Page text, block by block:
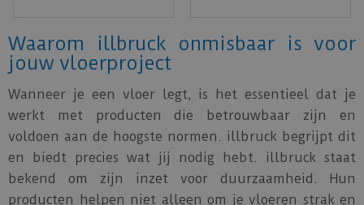
Waarom illbruck onmisbaar is voor
jouw vloerproject
Wanneer je een vloer legt, is het essentieel dat je
werkt met producten die betrouwbaar zijn en
voldoen aan de hoogste normen. illbruck begrijpt dit
en biedt precies wat jij nodig hebt. illbruck staat
bekend om zijn inzet voor duurzaamheid. Hun
producten helpen niet alleen om je vloeren strak en